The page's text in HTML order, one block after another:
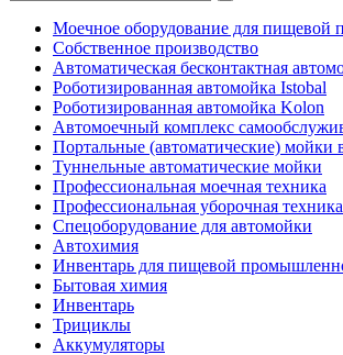
Моечное оборудование для пищевой
Собственное производство
Автоматическая бесконтактная
Роботизированная автомойка Istobal
Роботизированная автомойка Kolon
Автомоечный комплекс
Портальные (автоматические) мойки
Туннельные автоматические мойки
Профессиональная моечная техника
Профессиональная уборочная
Спецоборудование для автомойки
Автохимия
Инвентарь для пищевой
Бытовая химия
Инвентарь
Трициклы
Аккумуляторы